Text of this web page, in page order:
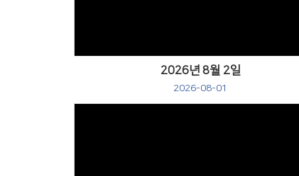
2026년 8월 2일
2026-08-01